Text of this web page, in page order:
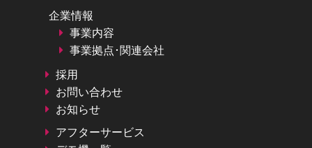
企業情報
事業内容
事業拠点･関連会社
採用
お問い合わせ
お知らせ
アフターサービス